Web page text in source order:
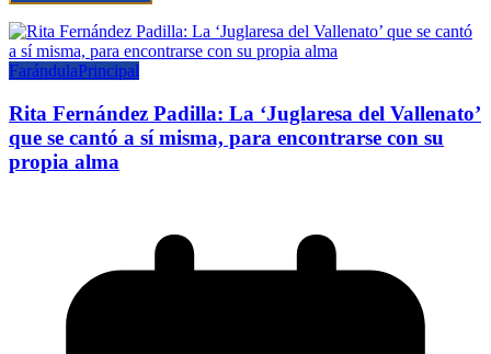
FarándulaPrincipal
Rita Fernández Padilla: La ‘Juglaresa del Vallenato’
que se cantó a sí misma, para encontrarse con su
propia alma